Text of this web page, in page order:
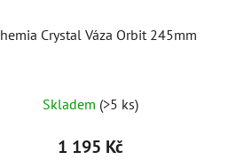
Crystal Váza Orbit 245mm
Skladem (>5 ks)
1 195 Kč